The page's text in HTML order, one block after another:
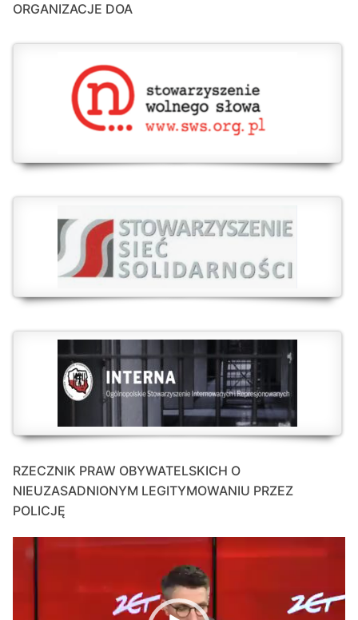
ORGANIZACJE DOA
RZECZNIK PRAW OBYWATELSKICH O
NIEUZASADNIONYM LEGITYMOWANIU PRZEZ
POLICJĘ
Odtwarzacz
video